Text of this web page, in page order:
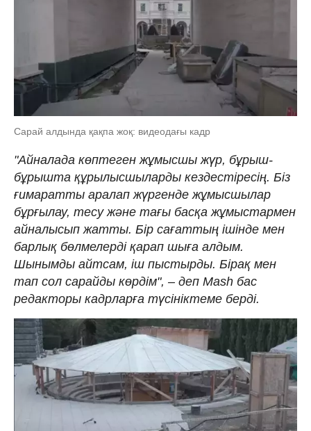
Сарай алдында қақпа жоқ: видеодағы кадр
"Айналада көптеген жұмысшы жүр, бұрыш-
бұрышта құрылысшыларды кездестіресің. Біз
ғимаратты аралап жүргенде жұмысшылар
бұрғылау, тесу және тағы басқа жұмыстармен
айналысып жатты. Бір сағаттың ішінде мен
барлық бөлмелерді қарап шыға алдым.
Шынымды айтсам, іш пыстырды. Бірақ мен
тап сол сарайды көрдім", – деп Mash бас
редакторы кадрларға түсініктеме берді.